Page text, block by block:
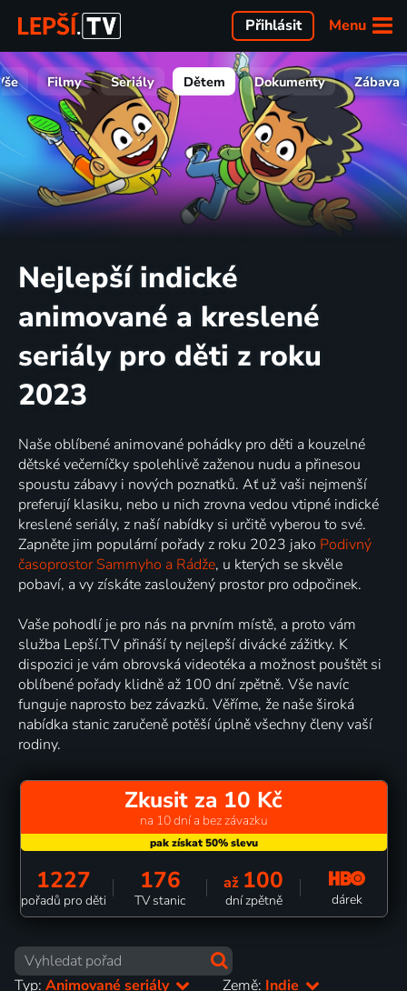
Menu
Přihlásit
Filmy Seriály Dětem Dokumenty Zábava
Nejlepší indické
animované a kreslené
seriály pro děti z roku
2023
Naše oblíbené animované pohádky pro děti a kouzelné
dětské večerníčky spolehlivě zaženou nudu a přinesou
spoustu zábavy i nových poznatků. Ať už vaši nejmenší
preferují klasiku, nebo u nich zrovna vedou vtipné indické
kreslené seriály, z naší nabídky si určitě vyberou to své.
Zapněte jim populární pořady z roku 2023 jako Podivný
časoprostor Sammyho a Rádže, u kterých se skvěle
pobaví, a vy získáte zasloužený prostor pro odpočinek.
Vaše pohodlí je pro nás na prvním místě, a proto vám
služba Lepší.TV přináší ty nejlepší divácké zážitky. K
dispozici je vám obrovská videotéka a možnost pouštět si
oblíbené pořady klidně až 100 dní zpětně. Vše navíc
funguje naprosto bez závazků. Věříme, že naše široká
nabídka stanic zaručeně potěší úplně všechny členy vaší
rodiny.
Zkusit za 10 Kč
na 10 dní a bez závazku
1227
pořadů pro děti
176
TV stanic
až 100
dní zpětně dárek
Typ: Animované seriály Země: Indie